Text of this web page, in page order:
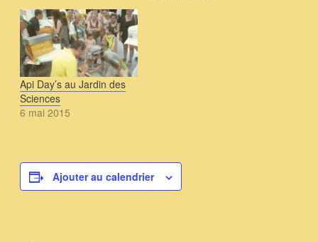
Api Day’s au Jardin des
Sciences
6 mai 2015
Ajouter au calendrier